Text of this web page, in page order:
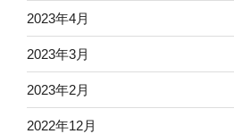
2023年4月
2023年3月
2023年2月
2022年12月